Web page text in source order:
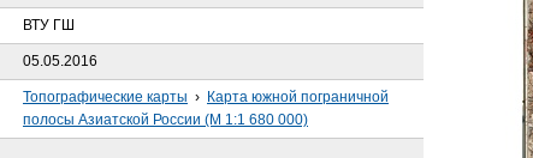
ВТУ ГШ
05.05.2016
Топографические карты › Карта южной пограничной
полосы Азиатской России (М 1:1 680 000)